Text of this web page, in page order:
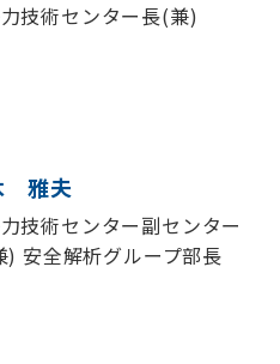
技術センター長(兼)
雅夫
技術センター副センター
) 安全解析グループ部長